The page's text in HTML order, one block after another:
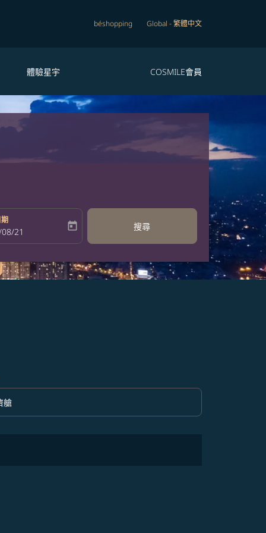
béshopping Global -繁體中文
體驗星宇 COSMILE會員
return-date-aria-label
21 today 搜尋
option 經濟艙 Selected
艙